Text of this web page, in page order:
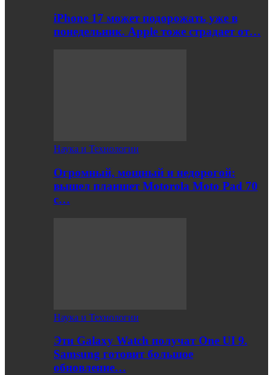
iPhone 17 может подорожать уже в
понедельник. Apple тоже страдает от…
Наука и Технологии
Огромный, мощный и недорогой:
вышел планшет Motorola Moto Pad 70
с…
Наука и Технологии
Эти Galaxy Watch получат One UI 9.
Samsung готовит большое
обновление…